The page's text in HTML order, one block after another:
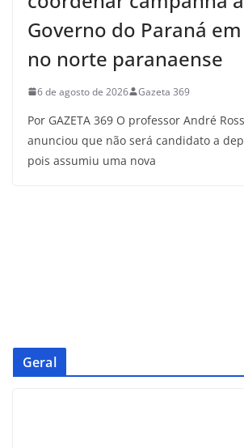
Governo do Paraná
no norte paranaense
6 de agosto de 2026 Gazeta 369
Por GAZETA 369 O professor André
anunciou que não será candidato a
pois assumiu uma nova
Geral